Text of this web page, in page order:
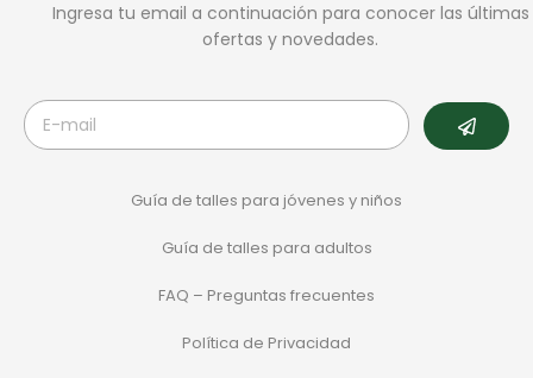
Ingresa tu email a continuación para conocer las últimas
ofertas y novedades.
Guía de talles para jóvenes y niños
Guía de talles para adultos
FAQ – Preguntas frecuentes
Política de Privacidad